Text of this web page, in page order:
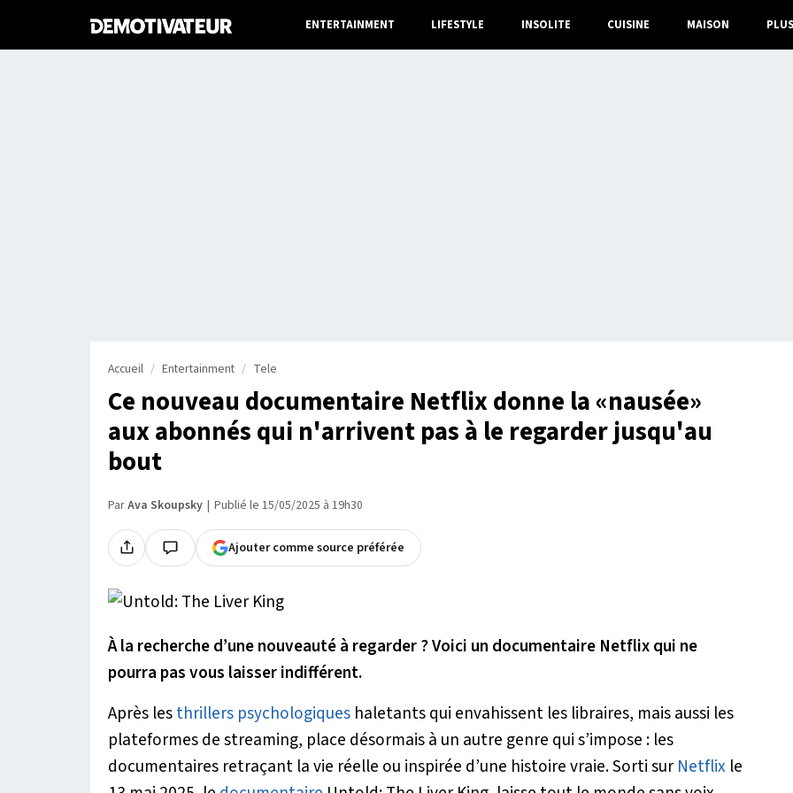
ENTERTAINMENT LIFESTYLE INSOLITE CUISINE MAISON PLUS
Accueil Entertainment Tele
Ce nouveau documentaire Netflix donne la «nausée»
aux abonnés qui n'arrivent pas à le regarder jusqu'au
bout
ParAva Skoupsky Publié le 15/05/2025 à 19h30
Ajouter comme source préférée
À la recherche d’une nouveauté à regarder ? Voici un documentaire Netflix qui ne
pourra pas vous laisser indifférent.
Après lesthrillers psychologiques haletants qui envahissent les libraires, mais aussi les
plateformes de streaming, place désormais à un autre genre qui s’impose : les
documentaires retraçant la vie réelle ou inspirée d’une histoire vraie. Sorti sur Netflix le